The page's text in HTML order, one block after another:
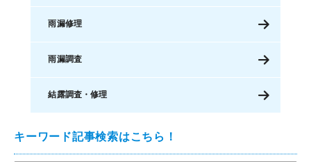
雨漏修理
雨漏調査
結露調査・修理
キーワード記事検索はこちら！